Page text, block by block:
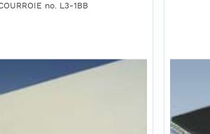
no. L3-1BB